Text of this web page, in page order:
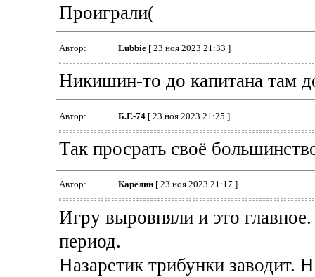
Проиграли(
Автор: Lubbie[ 23 ноя 2023 21:33 ]
Никишин-то до капитана там
Автор: Б.Г.-74[ 23 ноя 2023 21:25 ]
Так просрать своё
Автор: Карелин[ 23 ноя 2023 21:17 ]
Игру выровняли и это
период.
Назаретик трибунки заводит.